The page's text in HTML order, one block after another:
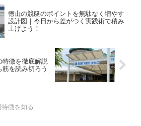
徳山の競艇のポイントを無駄なく増やす
設計図｜今日から差がつく実践術で積み
上げよう！
特徴を徹底解説
筋を読み切ろう
徴を知る